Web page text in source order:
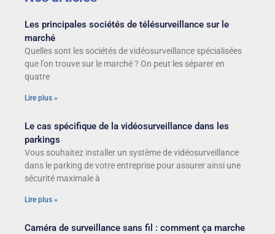
Les principales sociétés de télésurveillance sur le
marché
Quelles sont les sociétés de vidéosurveillance spécialisées
que l’on trouve sur le marché ? On peut les séparer en
quatre
Lire plus »
Le cas spécifique de la vidéosurveillance dans les
parkings
Vous souhaitez installer un système de vidéosurveillance
dans le parking de votre entreprise pour assurer ainsi une
sécurité maximale à
Lire plus »
Caméra de surveillance sans fil : comment ça marche